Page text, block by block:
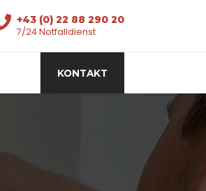
+43 (0) 22 88 290 20
7/24 Notfalldienst
KONTAKT